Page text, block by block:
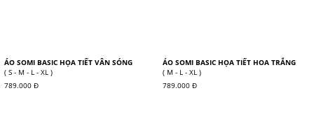
ÁO SOMI BASIC HỌA TIẾT VÂN SÓNG
( S - M - L - XL )
789.000 Đ
ÁO SOMI BASIC HỌA TIẾT HOA TRẮNG
( M - L - XL )
789.000 Đ